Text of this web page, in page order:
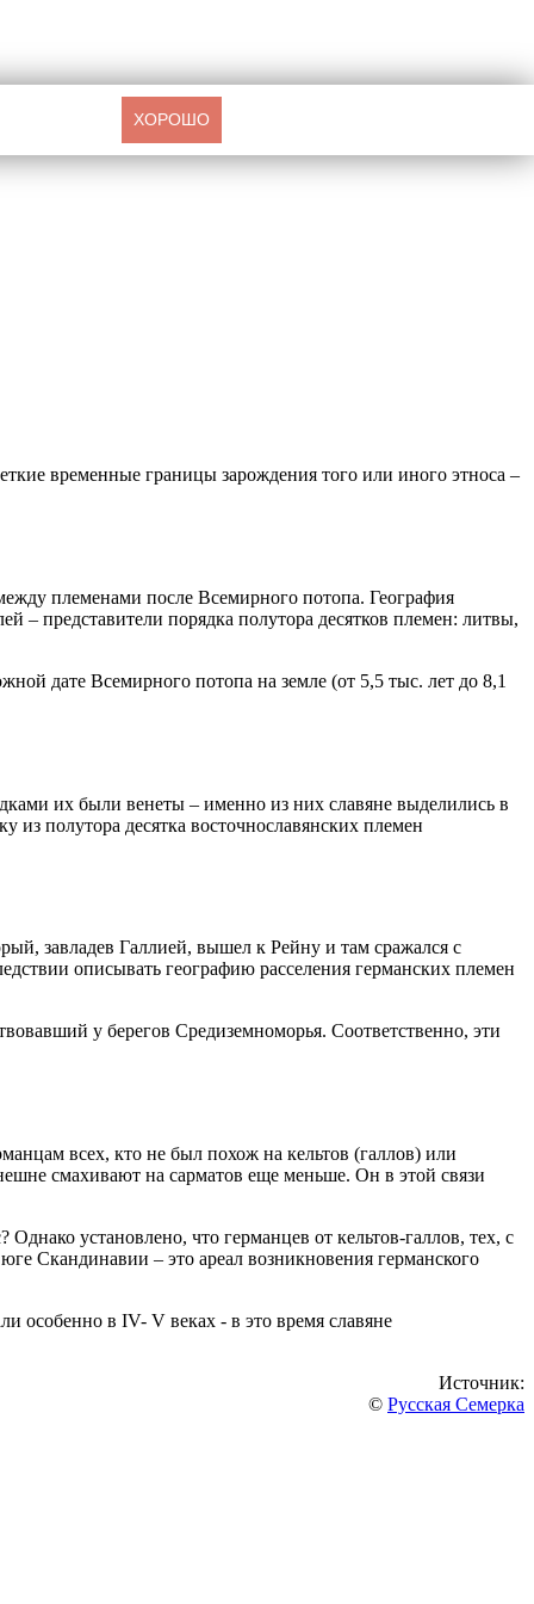
временные границы зарождения того или иного этноса –
племенами после Всемирного потопа. География
– представители порядка полутора десятков племен: литвы,
дате Всемирного потопа на земле (от 5,5 тыс. лет до 8,1
их были венеты – именно из них славяне выделились в
из полутора десятка восточнославянских племен
завладев Галлией, вышел к Рейну и там сражался с
описывать географию расселения германских племен
у берегов Средиземноморья. Соответственно, эти
всех, кто не был похож на кельтов (галлов) или
смахивают на сарматов еще меньше. Он в этой связи
установлено, что германцев от кельтов-галлов, тех, с
Скандинавии – это ареал возникновения германского
особенно в IV- V веках - в это время славяне
Источник:
© Русская Семерка
ХОРОШО